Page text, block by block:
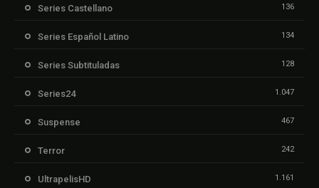
Series Castellano 136
Series Español Latino 134
Series Subtituladas 128
Series24 1.047
Suspense 467
Terror 242
UltrapelisHD 1.161